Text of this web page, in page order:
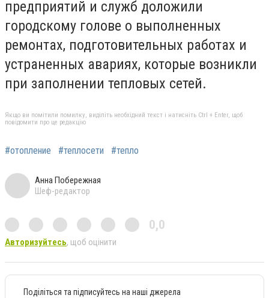
предприятий и служб доложили
городскому голове о выполненных
ремонтах, подготовительных работах и
устраненных авариях, которые возникли
при заполнении тепловых сетей.
Якщо ви помітили помилку, виділіть необхідний текст і натисніть Ctrl + Enter, щоб
повідомити про це редакцію
#отопление #теплосети #тепло
Анна Побережная
Шеф-редактор
0,0
Авторизуйтесь, щоб оцінити
Поділіться та підписуйтесь на наші джерела